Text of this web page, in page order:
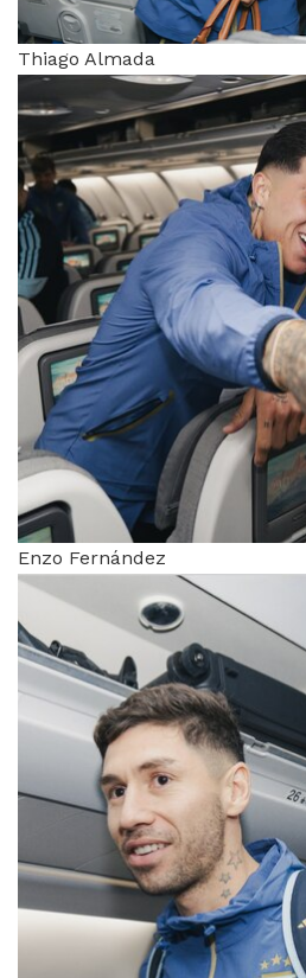
Thiago Almada
Enzo Fernández